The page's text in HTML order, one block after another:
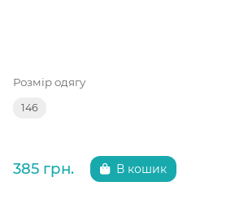
Розмір одягу
146
385 грн. В кошик